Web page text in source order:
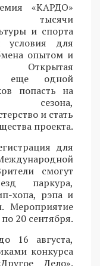
«КАРДО»
тысячи
и спорта
условия для
опытом и
Открытая
еще одной
попасть на
сезона,
и стать
проекта.
для
смогут
паркура,
хопа, рэпа и
Мероприятие
20 сентября.
16 августа,
конкурса
Дело».